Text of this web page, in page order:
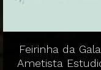
Feirinha da
Ametista